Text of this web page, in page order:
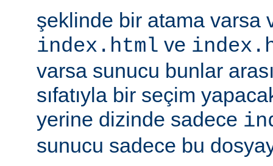
şeklinde bir atama varsa
index.html ve
varsa sunucu bunlar
sıfatıyla bir seçim
yerine dizinde sadece
sunucu sadece bu